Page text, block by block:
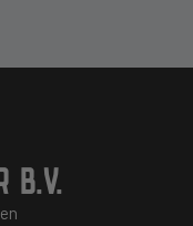
B.V.